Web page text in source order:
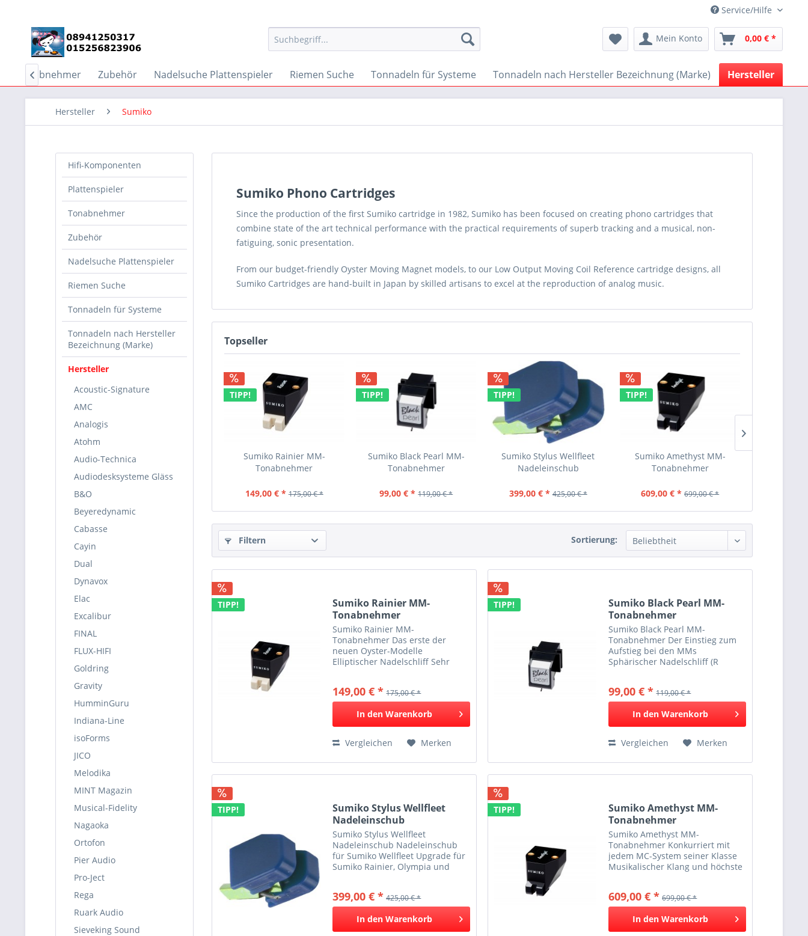
Service/Hilfe
Mein Konto 0,00 € *
Tonabnehmer Zubehör Nadelsuche Plattenspieler Riemen Suche Tonnadeln für Systeme Tonnadeln nach Hersteller Bezeichnung (Marke) Hersteller

Hersteller Sumiko
Hifi-Komponenten
Plattenspieler
Tonabnehmer
Zubehör
Nadelsuche Plattenspieler
Riemen Suche
Tonnadeln für Systeme
Tonnadeln nach Hersteller
Bezeichnung (Marke)
Hersteller
Acoustic-Signature
AMC
Analogis
Atohm
Audio-Technica
Audiodesksysteme Gläss
B&O
Beyeredynamic
Cabasse
Cayin
Dual
Dynavox
Elac
Excalibur
FINAL
FLUX-HIFI
Goldring
Gravity
HumminGuru
Indiana-Line
isoForms
JICO
Melodika
MINT Magazin
Musical-Fidelity
Nagaoka
Ortofon
Pier Audio
Pro-Ject
Rega
Ruark Audio
Sieveking Sound
Sumiko Phono Cartridges
Since the production of the first Sumiko cartridge in 1982, Sumiko has been focused on creating phono cartridges that
combine state of the art technical performance with the practical requirements of superb tracking and a musical, non-
fatiguing, sonic presentation.
From our budget-friendly Oyster Moving Magnet models, to our Low Output Moving Coil Reference cartridge designs, all
Sumiko Cartridges are hand-built in Japan by skilled artisans to excel at the reproduction of analog music.
Topseller
TIPP!
Sumiko Rainier MM-
Tonabnehmer
149,00 € * 175,00 € *
TIPP!
Sumiko Black Pearl MM-
Tonabnehmer
99,00 € * 119,00 € *
TIPP!
Sumiko Stylus Wellfleet
Nadeleinschub
399,00 € * 425,00 € *
TIPP!
Sumiko Amethyst MM-
Tonabnehmer
609,00 € * 699,00 € *
Filtern Sortierung:
TIPP!
Sumiko Rainier MM-
Tonabnehmer
Sumiko Rainier MM-
Tonabnehmer Das erste der
neuen Oyster-Modelle
Elliptischer Nadelschliff Sehr
Musikgenuss Das Rainier ist das
erste der neuen Oyster-Modelle
und legt...
149,00 € * 175,00 € *
In den Warenkorb
Vergleichen Merken
TIPP!
Sumiko Black Pearl MM-
Tonabnehmer
Sumiko Black Pearl MM-
Tonabnehmer Der Einstieg zum
Aufstieg bei den MMs
Sphärischer Nadelschliff (R
Abbildung Schwarze Perle für
schwarzes Gold Das Black Pearl
hat den sanften...
99,00 € * 119,00 € *
In den Warenkorb
Vergleichen Merken
TIPP!
Sumiko Stylus Wellfleet
Nadeleinschub
Sumiko Stylus Wellfleet
Nadeleinschub Nadeleinschub
für Sumiko Wellfleet Upgrade für
Sumiko Rainier, Olympia und
Elliptisch (r/R 8x18μm)
Nadeleinschub für das Sumiko
Wellfleet...
399,00 € * 425,00 € *
In den Warenkorb
TIPP!
Sumiko Amethyst MM-
Tonabnehmer
Sumiko Amethyst MM-
Tonabnehmer Konkurriert mit
jedem MC-System seiner Klasse
Musikalischer Klang und höchste
Abtastfähigkeit Der Edelstein
unter den MMs Im...
609,00 € * 699,00 € *
In den Warenkorb